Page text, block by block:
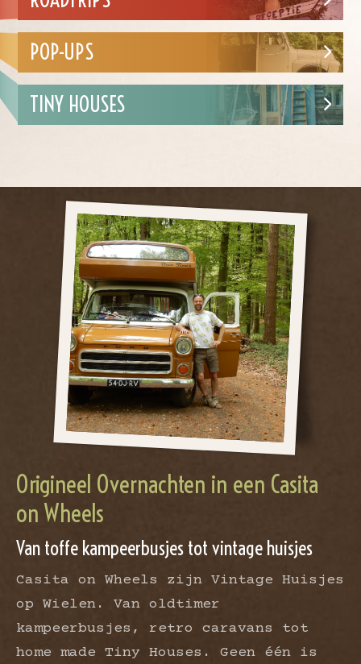
POP-UPS
TINY HOUSES
Origineel Overnachten in een Casita
on Wheels
Van toffe kampeerbusjes tot vintage huisjes
Casita on Wheels zijn Vintage Huisjes
op Wielen. Van oldtimer
kampeerbusjes, retro caravans tot
home made Tiny Houses. Geen één is